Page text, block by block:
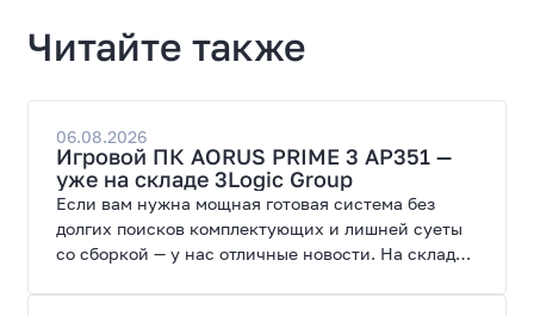
Читайте также
06.08.2026
Игровой ПК AORUS PRIME 3 AP351 —
уже на складе 3Logic Group
Если вам нужна мощная готовая система без
долгих поисков комплектующих и лишней суеты
со сборкой — у нас отличные новости. На склад